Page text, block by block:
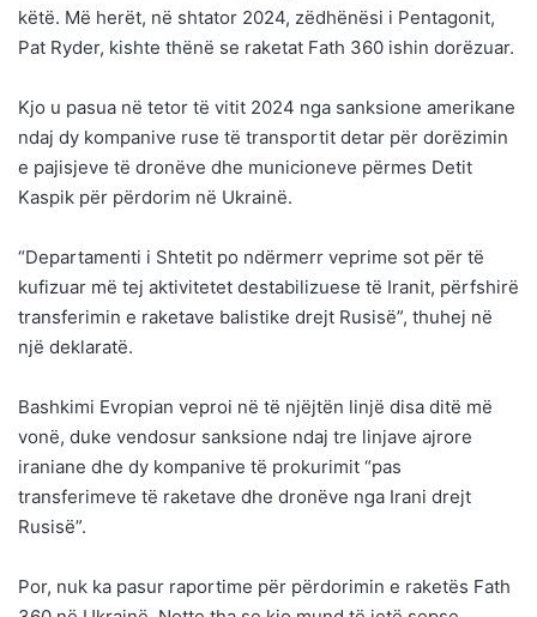
këtë. Më herët, në shtator 2024, zëdhënësi i Pentagonit,
Pat Ryder, kishte thënë se raketat Fath 360 ishin dorëzuar.
Kjo u pasua në tetor të vitit 2024 nga sanksione amerikane
ndaj dy kompanive ruse të transportit detar për dorëzimin
e pajisjeve të dronëve dhe municioneve përmes Detit
Kaspik për përdorim në Ukrainë.
“Departamenti i Shtetit po ndërmerr veprime sot për të
kufizuar më tej aktivitetet destabilizuese të Iranit, përfshirë
transferimin e raketave balistike drejt Rusisë”, thuhej në
një deklaratë.
Bashkimi Evropian veproi në të njëjtën linjë disa ditë më
vonë, duke vendosur sanksione ndaj tre linjave ajrore
iraniane dhe dy kompanive të prokurimit “pas
transferimeve të raketave dhe dronëve nga Irani drejt
Rusisë”.
Por, nuk ka pasur raportime për përdorimin e raketës Fath